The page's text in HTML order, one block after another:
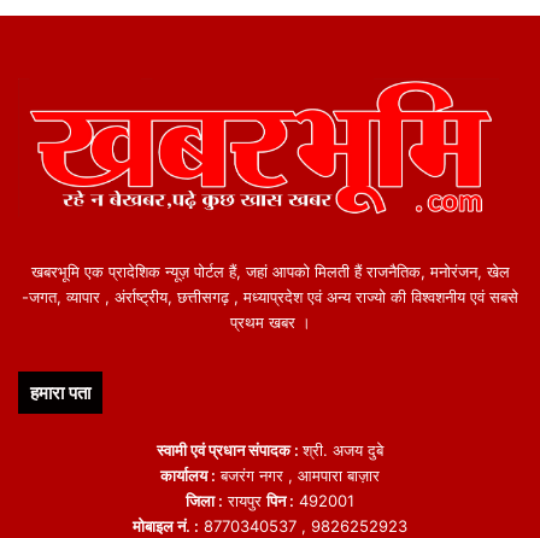
खबरभूमि एक प्रादेशिक न्यूज़ पोर्टल हैं, जहां आपको मिलती हैं राजनैतिक, मनोरंजन, खेल
-जगत, व्यापार , अंर्राष्ट्रीय, छत्तीसगढ़ , मध्याप्रदेश एवं अन्य राज्यो की विश्वशनीय एवं सबसे
प्रथम खबर ।
हमारा पता
स्वामी एवं प्रधान संपादक :श्री. अजय दुबे
कार्यालय : बजरंग नगर , आमपारा बाज़ार
जिला : रायपुरपिन : 492001
मोबाइल नं. : 8770340537 , 9826252923